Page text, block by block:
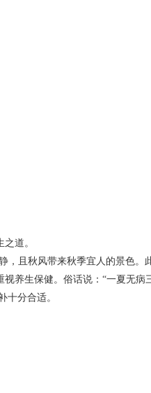
道。
，且秋风带来秋季宜人的景色。
养生保健。俗话说：“一夏无病
十分合适。